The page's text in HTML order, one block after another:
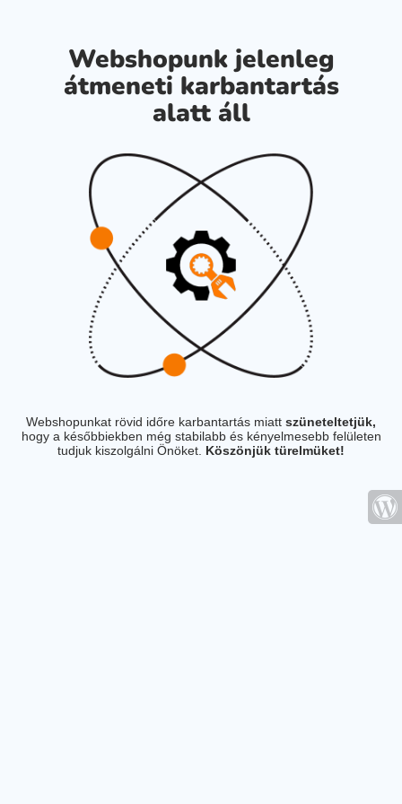
Webshopunk jelenleg
átmeneti karbantartás
alatt áll
Webshopunkat rövid időre karbantartás miatt szüneteltetjük,
hogy a későbbiekben még stabilabb és kényelmesebb felületen
tudjuk kiszolgálni Önöket. Köszönjük türelmüket!